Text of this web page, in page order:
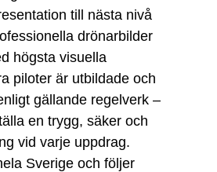
till nästa nivå
drönarbilder
högsta visuella
piloter är utbildade och
gällande regelverk –
en trygg, säker och
vid varje uppdrag.
Sverige och följer